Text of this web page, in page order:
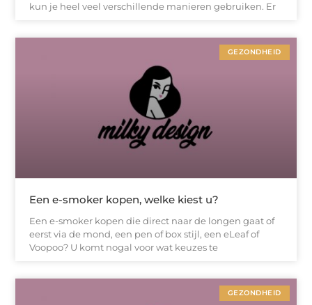
kun je heel veel verschillende manieren gebruiken. Er
GEZONDHEID
Een e-smoker kopen, welke kiest u?
Een e-smoker kopen die direct naar de longen gaat of
eerst via de mond, een pen of box stijl, een eLeaf of
Voopoo? U komt nogal voor wat keuzes te
GEZONDHEID